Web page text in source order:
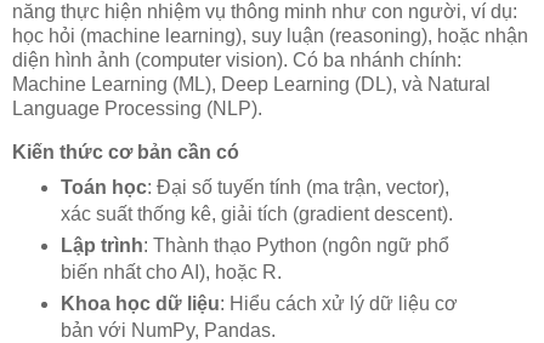
năng thực hiện nhiệm vụ thông minh như con người, ví dụ:
học hỏi (machine learning), suy luận (reasoning), hoặc nhận
diện hình ảnh (computer vision). Có ba nhánh chính:
Machine Learning (ML), Deep Learning (DL), và Natural
Language Processing (NLP).
Kiến thức cơ bản cần có
Toán học: Đại số tuyến tính (ma trận, vector),
xác suất thống kê, giải tích (gradient descent).
Lập trình: Thành thạo Python (ngôn ngữ phổ
biến nhất cho AI), hoặc R.
Khoa học dữ liệu: Hiểu cách xử lý dữ liệu cơ
bản với NumPy, Pandas.